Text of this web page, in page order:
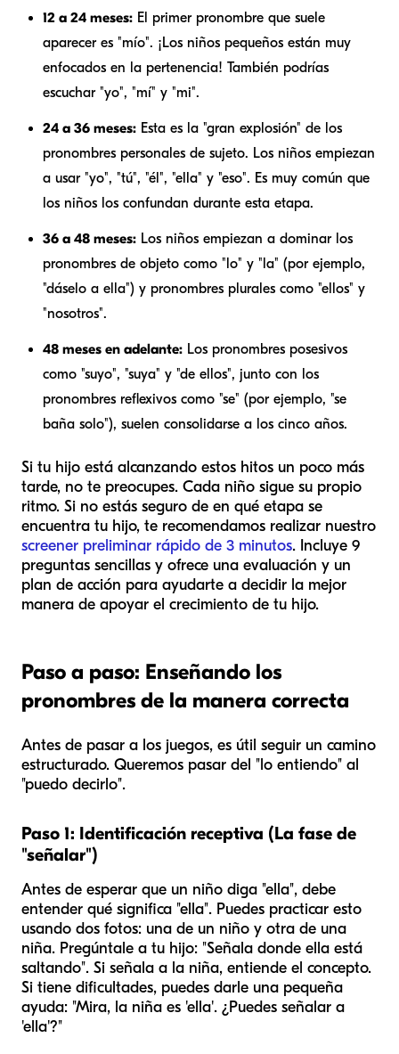
12 a 24 meses: El primer pronombre que suele
aparecer es "mío". ¡Los niños pequeños están muy
enfocados en la pertenencia! También podrías
escuchar "yo", "mí" y "mi".
24 a 36 meses: Esta es la "gran explosión" de los
pronombres personales de sujeto. Los niños empiezan
a usar "yo", "tú", "él", "ella" y "eso". Es muy común que
los niños los confundan durante esta etapa.
36 a 48 meses: Los niños empiezan a dominar los
pronombres de objeto como "lo" y "la" (por ejemplo,
"dáselo a ella") y pronombres plurales como "ellos" y
"nosotros".
48 meses en adelante: Los pronombres posesivos
como "suyo", "suya" y "de ellos", junto con los
pronombres reflexivos como "se" (por ejemplo, "se
baña solo"), suelen consolidarse a los cinco años.
Si tu hijo está alcanzando estos hitos un poco más
tarde, no te preocupes. Cada niño sigue su propio
ritmo. Si no estás seguro de en qué etapa se
encuentra tu hijo, te recomendamos realizar nuestro
screener preliminar rápido de 3 minutos. Incluye 9
preguntas sencillas y ofrece una evaluación y un
plan de acción para ayudarte a decidir la mejor
manera de apoyar el crecimiento de tu hijo.
Paso a paso: Enseñando los
pronombres de la manera correcta
Antes de pasar a los juegos, es útil seguir un camino
estructurado. Queremos pasar del "lo entiendo" al
"puedo decirlo".
Paso 1: Identificación receptiva (La fase de
"señalar")
Antes de esperar que un niño diga "ella", debe
entender qué significa "ella". Puedes practicar esto
usando dos fotos: una de un niño y otra de una
niña. Pregúntale a tu hijo: "Señala donde ella está
saltando". Si señala a la niña, entiende el concepto.
Si tiene dificultades, puedes darle una pequeña
ayuda: "Mira, la niña es 'ella'. ¿Puedes señalar a
'ella'?"